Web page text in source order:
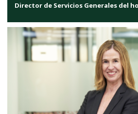
Director de Servicios Generales del